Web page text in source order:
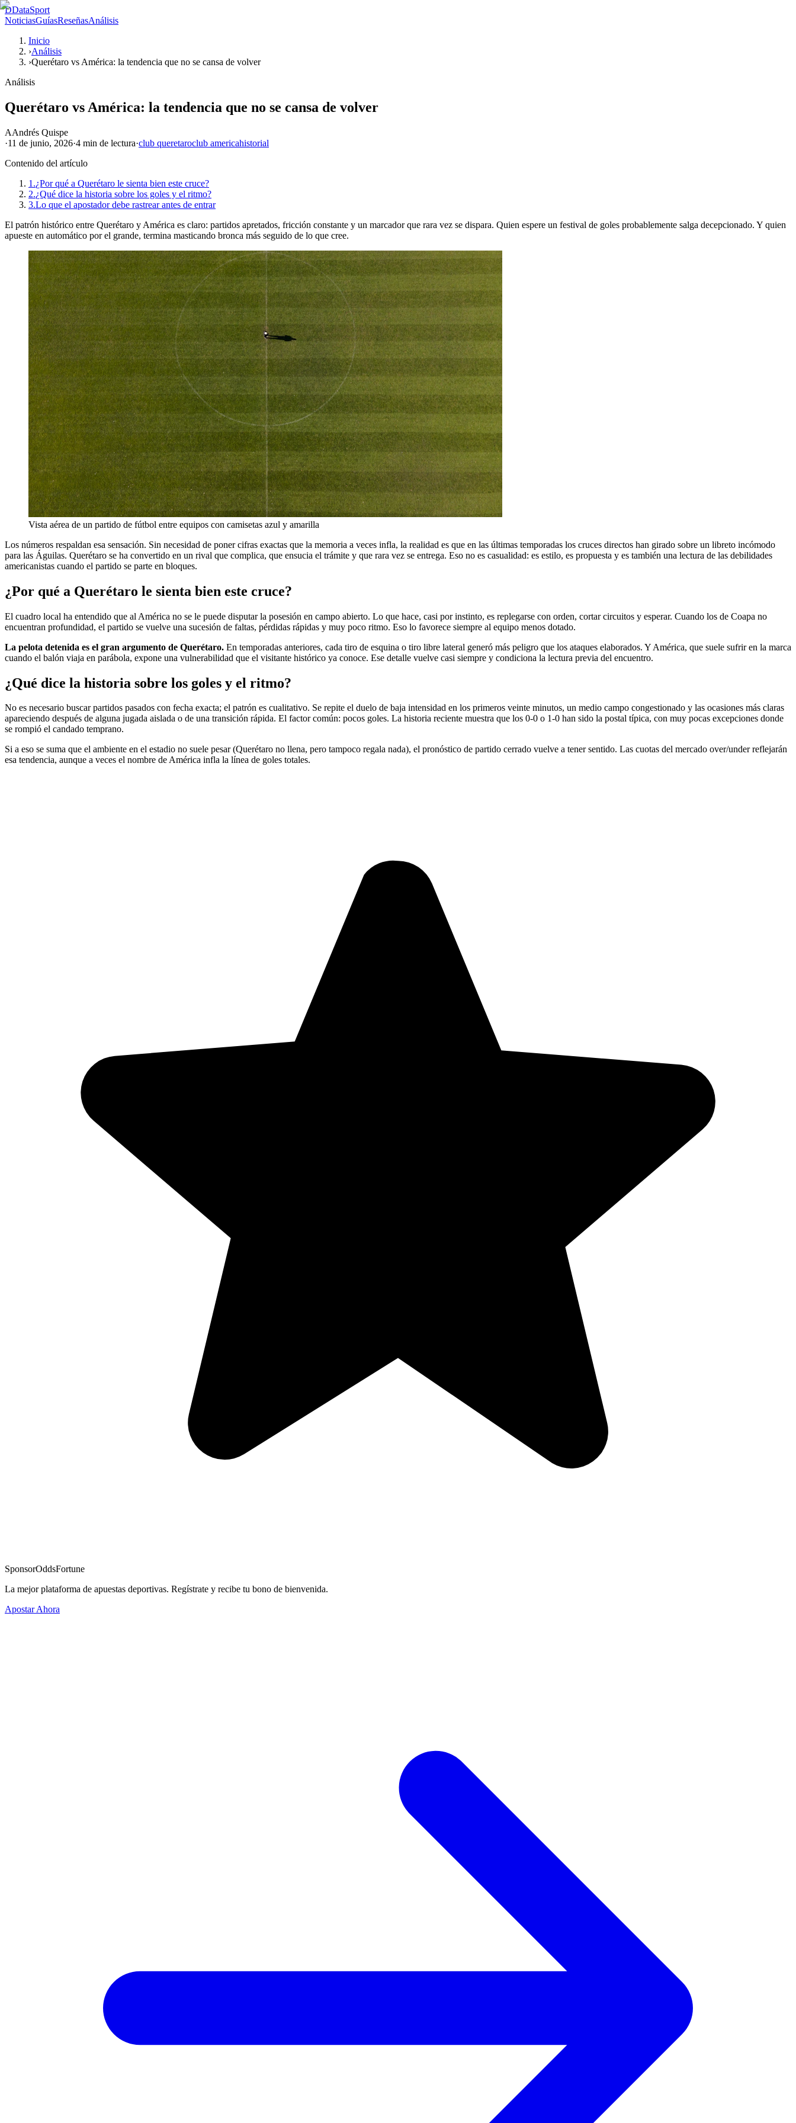
DDataSport
NoticiasGuíasReseñasAnálisis
Inicio
›Análisis
›Querétaro vs América: la tendencia que no se cansa de volver
Análisis
Querétaro vs América: la tendencia que no se cansa de volver
AAndrés Quispe
·11 de junio, 2026·4 min de lectura·club queretaroclub americahistorial
Contenido del artículo
1.¿Por qué a Querétaro le sienta bien este cruce?
2.¿Qué dice la historia sobre los goles y el ritmo?
3.Lo que el apostador debe rastrear antes de entrar
El patrón histórico entre Querétaro y América es claro: partidos apretados, fricción constante y un marcador que rara vez se dispara. Quien espere un festival de goles probablemente salga decepcionado. Y quien
apueste en automático por el grande, termina masticando bronca más seguido de lo que cree.
Vista aérea de un partido de fútbol entre equipos con camisetas azul y amarilla
Los números respaldan esa sensación. Sin necesidad de poner cifras exactas que la memoria a veces infla, la realidad es que en las últimas temporadas los cruces directos han girado sobre un libreto incómodo
para las Águilas. Querétaro se ha convertido en un rival que complica, que ensucia el trámite y que rara vez se entrega. Eso no es casualidad: es estilo, es propuesta y es también una lectura de las debilidades
americanistas cuando el partido se parte en bloques.
¿Por qué a Querétaro le sienta bien este cruce?
El cuadro local ha entendido que al América no se le puede disputar la posesión en campo abierto. Lo que hace, casi por instinto, es replegarse con orden, cortar circuitos y esperar. Cuando los de Coapa no
encuentran profundidad, el partido se vuelve una sucesión de faltas, pérdidas rápidas y muy poco ritmo. Eso lo favorece siempre al equipo menos dotado.
La pelota detenida es el gran argumento de Querétaro. En temporadas anteriores, cada tiro de esquina o tiro libre lateral generó más peligro que los ataques elaborados. Y América, que suele sufrir en la marca
cuando el balón viaja en parábola, expone una vulnerabilidad que el visitante histórico ya conoce. Ese detalle vuelve casi siempre y condiciona la lectura previa del encuentro.
¿Qué dice la historia sobre los goles y el ritmo?
No es necesario buscar partidos pasados con fecha exacta; el patrón es cualitativo. Se repite el duelo de baja intensidad en los primeros veinte minutos, un medio campo congestionado y las ocasiones más claras
apareciendo después de alguna jugada aislada o de una transición rápida. El factor común: pocos goles. La historia reciente muestra que los 0-0 o 1-0 han sido la postal típica, con muy pocas excepciones donde
se rompió el candado temprano.
Si a eso se suma que el ambiente en el estadio no suele pesar (Querétaro no llena, pero tampoco regala nada), el pronóstico de partido cerrado vuelve a tener sentido. Las cuotas del mercado over/under reflejarán
esa tendencia, aunque a veces el nombre de América infla la línea de goles totales.
SponsorOddsFortune
La mejor plataforma de apuestas deportivas. Regístrate y recibe tu bono de bienvenida.
Apostar Ahora